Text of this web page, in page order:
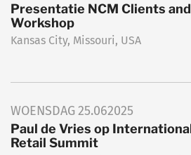
Presentatie NCM Clients
Workshop
Kansas City, Missouri, USA
WOENSDAG25.062025
Paul de Vries op
Retail Summit